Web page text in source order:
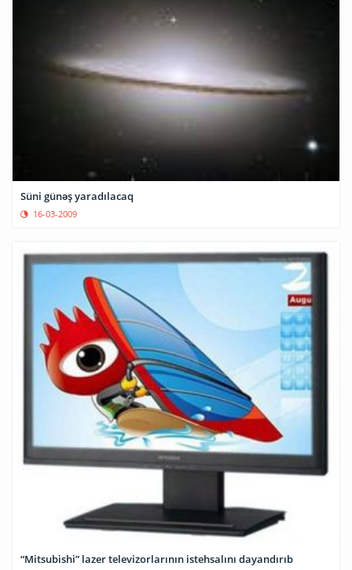
Süni günəş yaradılacaq
16-03-2009
“Mitsubishi” lazer televizorlarının istehsalını dayandırıb